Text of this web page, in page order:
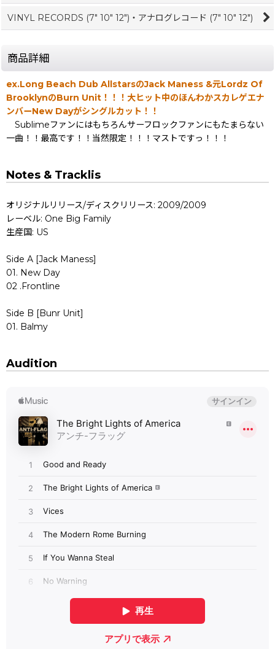
VINYL RECORDS (7" 10" 12")・アナログレコード (7" 10" 12")
商品詳細
ex.Long Beach Dub AllstarsのJack Maness &元Lordz Of
BrooklynのBurn Unit！！！大ヒット中のほんわかスカレゲエナ
ンバーNew Dayがシングルカット！！
Sublimeファンにはもちろんサーフロックファンにもたまらない
一曲！！最高です！！当然限定！！！マストですっ！！！
Notes & Tracklis
オリジナルリリース/ディスクリリース: 2009/2009
レーベル: One Big Family
生産国: US
Side A [Jack Maness]
01. New Day
02 .Frontline
Side B [Bunr Unit]
01. Balmy
Audition